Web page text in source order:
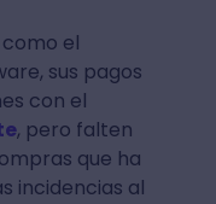
el
sus pagos
con el
, pero falten
que ha
incidencias al